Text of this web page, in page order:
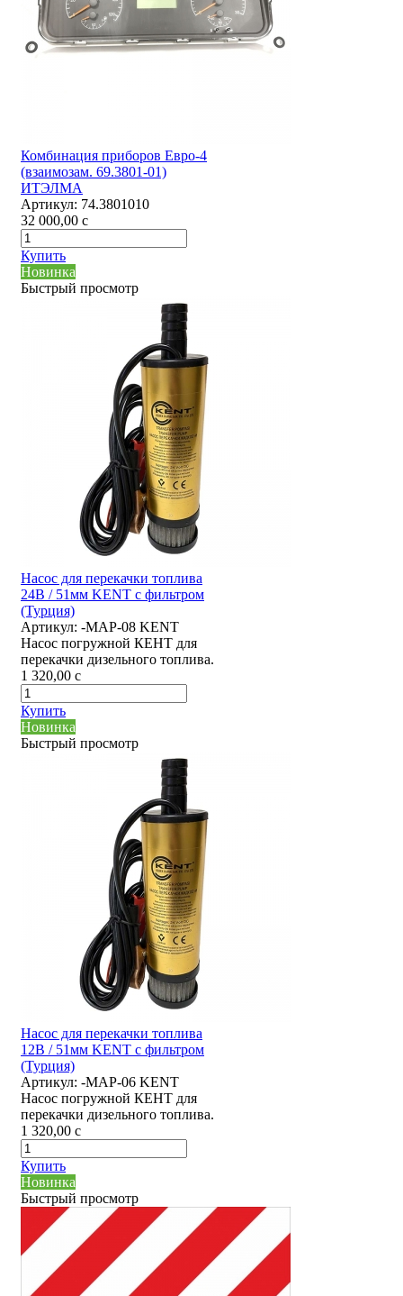
Комбинация приборов Евро-4
(взаимозам. 69.3801-01)
ИТЭЛМА
Артикул: 74.3801010
32 000,00 c
Купить
Новинка
Быстрый просмотр
Насос для перекачки топлива
24В / 51мм KENT с фильтром
(Турция)
Артикул: -MAP-08 KENT
Насос погружной КЕНТ для
перекачки дизельного топлива.
1 320,00 c
Купить
Новинка
Быстрый просмотр
Насос для перекачки топлива
12В / 51мм KENT с фильтром
(Турция)
Артикул: -MAP-06 KENT
Насос погружной КЕНТ для
перекачки дизельного топлива.
1 320,00 c
Купить
Новинка
Быстрый просмотр